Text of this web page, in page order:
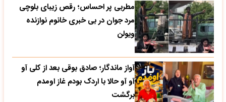
مطربی پر احساس؛ رقص زیبای بلوچی
مرد جوان در بی خبری خانوم نوازنده
ویولن
آواز ماندگار؛ صادق بوقی بعد از کلی آو
آو آو حالا با اردک بودم غاز اومدم
برگشت